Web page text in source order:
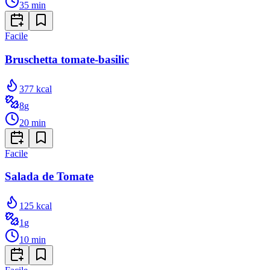
35 min
Facile
Bruschetta tomate-basilic
377 kcal
8g
20 min
Facile
Salada de Tomate
125 kcal
1 g
10 min